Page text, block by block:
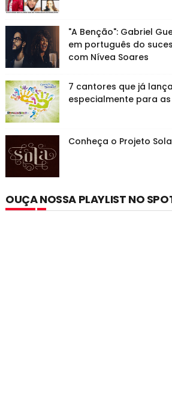
"A Benção": Gabriel
em português do
com Nívea Soares
7 cantores que já
especialmente para
Conheça o Projeto Sola
OUÇA NOSSA PLAYLIST NO